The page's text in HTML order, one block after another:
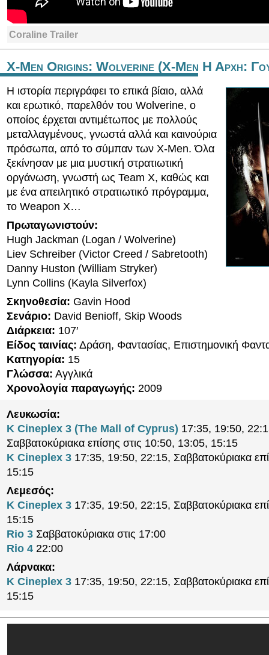
Coraline Trailer
X-Men Origins: Wolverine (X-Men Η Αρχη:
Η ιστορία περιγράφει το επικά βίαιο, αλλά
και ερωτικό, παρελθόν του Wolverine, ο
οποίος έρχεται αντιμέτωπος με πολλούς
μεταλλαγμένους, γνωστά αλλά και καινούρια
πρόσωπα, από το σύμπαν των X-Men. Όλα
ξεκίνησαν με μια μυστική στρατιωτική
οργάνωση, γνωστή ως Team X, καθώς και
με ένα απειλητικό στρατιωτικό πρόγραμμα,
το Weapon X…
Πρωταγωνιστούν:
Hugh Jackman (Logan / Wolverine)
Liev Schreiber (Victor Creed / Sabretooth)
Danny Huston (William Stryker)
Lynn Collins (Kayla Silverfox)
Σκηνοθεσία: Gavin Hood
Σενάριο: David Benioff, Skip Woods
Διάρκεια: 107′
Είδος ταινίας: Δράση, Φαντασίας, Επιστημονική
Κατηγορία: 15
Γλώσσα: Αγγλικά
Χρονολογία παραγωγής: 2009
Λευκωσία:
K Cineplex 3 (The Mall of Cyprus) 17:35, 19:50,
Σαββατοκύριακα επίσης στις 10:50, 13:05, 15:15
K Cineplex 3 17:35, 19:50, 22:15, Σαββατοκύριακα
15:15
Λεμεσός:
K Cineplex 3 17:35, 19:50, 22:15, Σαββατοκύριακα
15:15
Rio 3 Σαββατοκύριακα στις 17:00
Rio 4 22:00
Λάρνακα:
K Cineplex 3 17:35, 19:50, 22:15, Σαββατοκύριακα
15:15